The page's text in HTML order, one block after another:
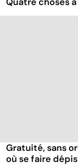
Gratuité, sans
où se faire